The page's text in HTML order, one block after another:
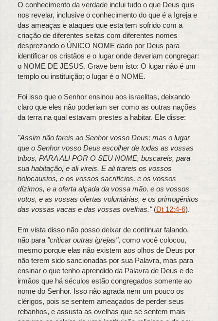
O conhecimento da verdade inclui tudo o que Deus quis
nos revelar, inclusive o conhecimento do que é a Igreja e
das ameaças e ataques que esta tem sofrido com a
criação de diferentes seitas com diferentes nomes
desprezando o ÚNICO NOME dado por Deus para
identificar os cristãos e o lugar onde deveriam congregar:
o NOME DE JESUS. Grave bem isto: O lugar não é um
templo ou instituição; o lugar é o NOME.
Foi isso que o Senhor ensinou aos israelitas, deixando
claro que eles não poderiam ser como as outras nações
da terra na qual estavam prestes a habitar. Ele disse:
"Assim não fareis ao Senhor vosso Deus; mas o lugar
que o Senhor vosso Deus escolher de todas as vossas
tribos, PARA ALI POR O SEU NOME, buscareis, para
sua habitação, e ali vireis. E ali trareis os vossos
holocaustos, e os vossos sacrifícios, e os vossos
dízimos, e a oferta alçada da vossa mão, e os vossos
votos, e as vossas ofertas voluntárias, e os primogênitos
das vossas vacas e das vossas ovelhas."(Dt 12:4-6).
Em vista disso não posso deixar de continuar falando,
não para "criticar outras igrejas", como você colocou,
mesmo porque elas não existem aos olhos de Deus por
não terem sido sancionadas por sua Palavra, mas para
ensinar o que tenho aprendido da Palavra de Deus e de
irmãos que há séculos estão congregados somente ao
nome do Senhor. Isso não agrada nem um pouco os
clérigos, pois se sentem ameaçados de perder seus
rebanhos, e assusta as ovelhas que se sentem mais